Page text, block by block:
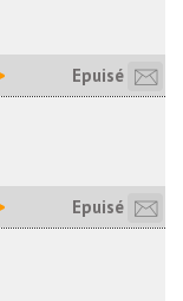
Epuisé
Epuisé